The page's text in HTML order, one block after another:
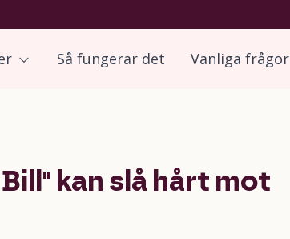
Så fungerar det Vanliga frågor
kan slå hårt mot